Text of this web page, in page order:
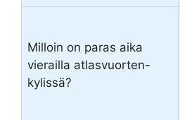
Milloin on paras aika
vierailla atlasvuorten-
kylissä?